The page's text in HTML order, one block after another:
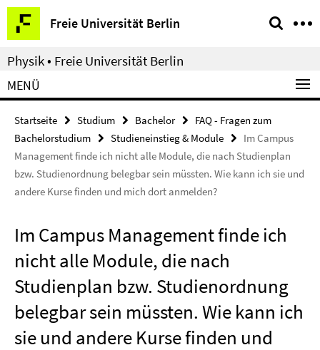
Springe
direkt
zu
Inhalt
Freie Universität Berlin
Service-
Navigation
Physik • Freie Universität Berlin
MENÜ
Startseite Studium Bachelor
FAQ - Fragen zum
Bachelorstudium
Studieneinstieg & Module
Im Campus
Management finde ich nicht alle Module, die nach Studienplan
bzw. Studienordnung belegbar sein müssten. Wie kann ich sie und
andere Kurse finden und mich dort anmelden?
Im Campus Management finde ich
nicht alle Module, die nach
Studienplan bzw. Studienordnung
belegbar sein müssten. Wie kann ich
sie und andere Kurse finden und